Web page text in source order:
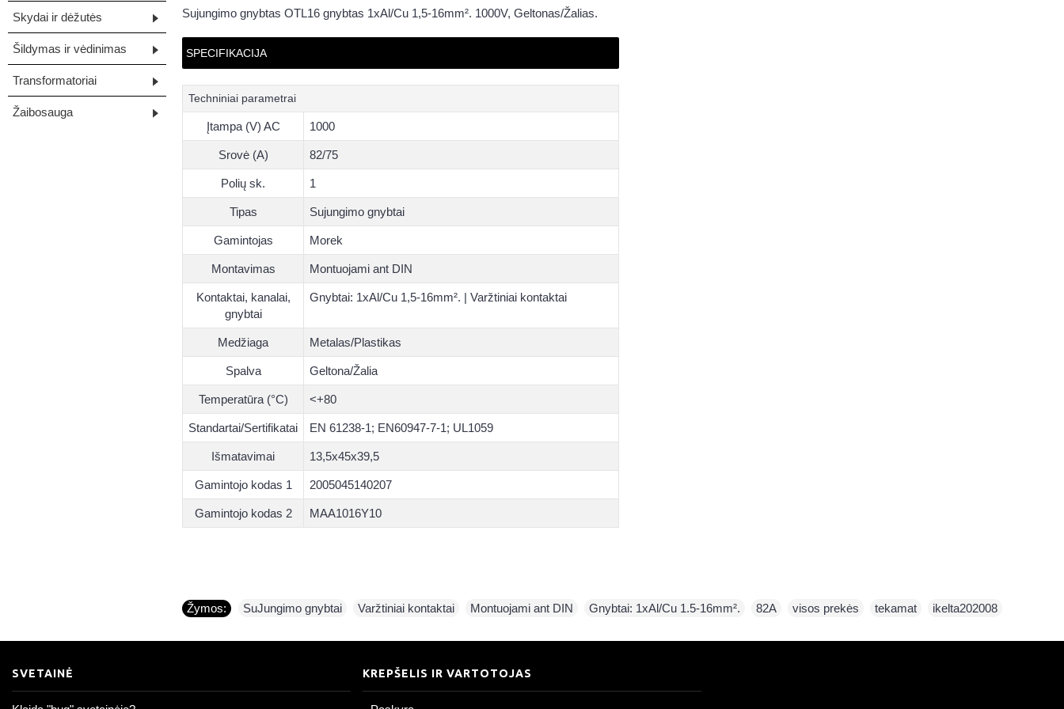
Skydai ir dėžutės
Šildymas ir vėdinimas
Transformatoriai
Žaibosauga
Sujungimo gnybtas OTL16 gnybtas 1xAl/Cu 1,5-16mm². 1000V, Geltonas/Žalias.
SPECIFIKACIJA
Techniniai parametrai
Įtampa (V) AC 1000
Srovė (A) 82/75
Polių sk. 1
Tipas Sujungimo gnybtai
Gamintojas Morek
Montavimas Montuojami ant DIN
Kontaktai, kanalai,
gnybtai
Gnybtai: 1xAl/Cu 1,5-16mm². | Varžtiniai kontaktai
Medžiaga Metalas/Plastikas
Spalva Geltona/Žalia
Temperatūra (°C) <+80
Standartai/Sertifikatai EN 61238-1; EN60947-7-1; UL1059
Išmatavimai 13,5x45x39,5
Gamintojo kodas 1 2005045140207
Gamintojo kodas 2 MAA1016Y10
Žymos: SuJungimo gnybtai Varžtiniai kontaktai Montuojami ant DIN Gnybtai: 1xAl/Cu 1.5-16mm². 82A visos prekės tekamat ikelta202008
SVETAINĖ KREPŠELIS IR VARTOTOJAS